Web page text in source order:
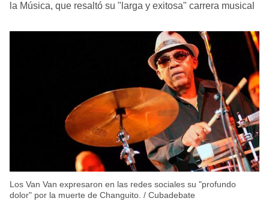
la Música, que resaltó su "larga y exitosa" carrera musical
Los Van Van expresaron en las redes sociales su "profundo
dolor" por la muerte de Changuito. / Cubadebate